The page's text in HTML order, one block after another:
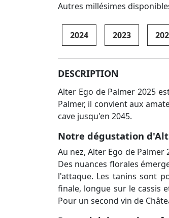
Autres millésimes
2024 2023
DESCRIPTION
Alter Ego de Palmer 2025
Palmer, il convient aux
cave jusqu'en 2045.
Notre dégustation
Au nez, Alter Ego de
Des nuances florales
l'attaque. Les tanins sont
finale, longue sur le cassis
Pour un second vin de